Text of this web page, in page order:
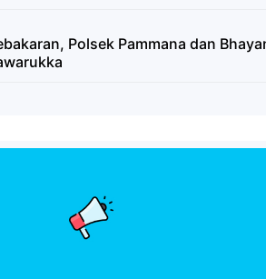
Polsek Pammana dan